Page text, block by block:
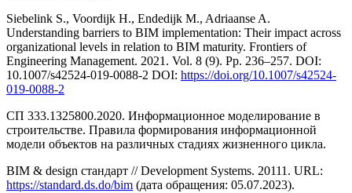
Siebelink S., Voordijk H., Endedijk M., Adriaanse A.
Understanding barriers to BIM implementation: Their impact across
organizational levels in relation to BIM maturity. Frontiers of
Engineering Management. 2021. Vol. 8 (9). Pp. 236–257. DOI:
10.1007/s42524-019-0088-2 DOI: https://doi.org/10.1007/s42524-
019-0088-2
СП 333.1325800.2020. Информационное моделирование в
строительстве. Правила формирования информационной
модели объектов на различных стадиях жизненного цикла.
BIM & design стандарт // Development Systems. 20111. URL:
https://standard.ds.do/bim (дата обращения: 05.07.2023).